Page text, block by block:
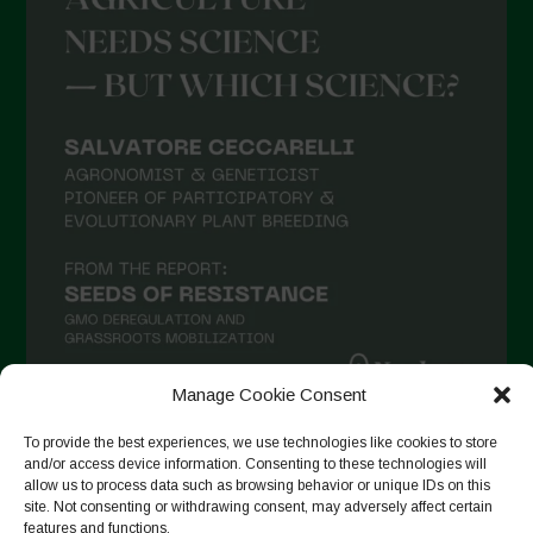
Manage Cookie Consent
To provide the best experiences, we use technologies like cookies to store
and/or access device information. Consenting to these technologies will
allow us to process data such as browsing behavior or unique IDs on this
site. Not consenting or withdrawing consent, may adversely affect certain
features and functions.
Agosto 2021
Luglio 2021
Aprile 2021
Febbraio 2021
Gennaio 2021
Ottobre 2020
Agosto 2020
Segui su Instagram